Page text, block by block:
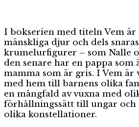
I bokserien med titeln Vem är
mänskliga djur och dels
krumelurfigurer – som Nalle
den senare har en pappa som
mamma som är gris. I Vem är
med hem till barnens olika
en mångfald av vuxna med
förhållningssätt till ungar
olika konstellationer.